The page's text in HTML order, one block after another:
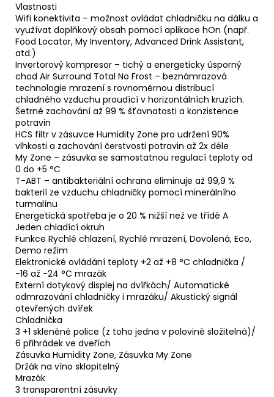
Vlastnosti
Wifi konektivita – možnost ovládat chladničku na dálku a
využívat doplňkový obsah pomocí aplikace hOn (např.
Food Locator, My Inventory, Advanced Drink Assistant,
atd.)
Invertorový kompresor – tichý a energeticky úsporný
chod Air Surround Total No Frost – beznámrazová
technologie mrazení s rovnoměrnou distribucí
chladného vzduchu proudící v horizontálních kruzích.
Šetrné zachování až 99 % šťavnatosti a konzistence
potravin
HCS filtr v zásuvce Humidity Zone pro udržení 90%
vlhkosti a zachování čerstvosti potravin až 2x déle
My Zone – zásuvka se samostatnou regulací teploty od
0 do +5 °C
T-ABT – antibakteriální ochrana eliminuje až 99,9 %
bakterií ze vzduchu chladničky pomocí minerálního
turmalínu
Energetická spotřeba je o 20 % nižší než ve třídě A
Jeden chladící okruh
Funkce Rychlé chlazení, Rychlé mrazení, Dovolená, Eco,
Demo režim
Elektronické ovládání teploty +2 až +8 °C chladnička /
-16 až -24 °C mrazák
Externí dotykový displej na dvířkách/ Automatické
odmrazování chladničky i mrazáku/ Akustický signál
otevřených dvířek
Chladnička
3 +1 skleněné police (z toho jedna v polovině složitelná)/
6 přihrádek ve dveřích
Zásuvka Humidity Zone, Zásuvka My Zone
Držák na víno sklopitelný
Mrazák
3 transparentní zásuvky